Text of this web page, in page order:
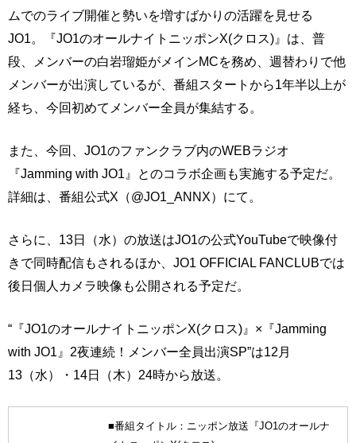
ムでのライブ開催と勢いを増すばかりの活躍を見せる
JO1。『JO1のオールナイトニッポンX(クロス)』は、普
段、メンバーの白岩瑠姫がメインMCを務め、週替わりで他
メンバーが出演しているが、番組スタートから1年半以上が
経ち、今回初めてメンバー全員が集結する。
また、今回、JO1のファンクラブ内のWEBラジオ
『Jamming with JO1』とのコラボ企画も実施する予定だ。
詳細は、番組公式X（@JO1_ANNX）にて。
さらに、13日（水）の放送はJO1の公式YouTubeで映像付
きで同時配信もされるほか、JO1 OFFICIAL FANCLUBでは
後日個人カメラ映像も公開される予定だ。
“『JO1のオールナイトニッポンX(クロス)』×『Jamming
with JO1』2夜連続！メンバー全員出演SP”は12月
13（水）・14日（木）24時から放送。
■番組タイトル：ニッポン放送『JO1のオールナ